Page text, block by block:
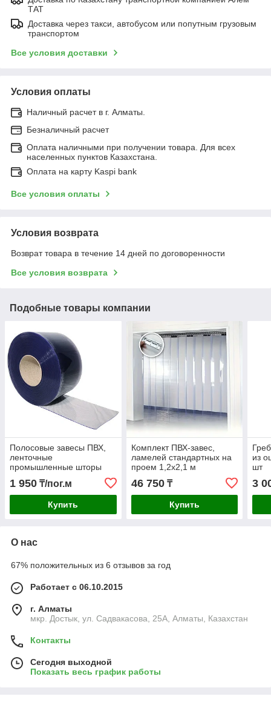
ТАТ
Доставка через такси, автобусом или попутным грузовым
транспортом
Все условия доставки
Условия оплаты
Наличный расчет в г. Алматы.
Безналичный расчет
Оплата наличными при получении товара. Для всех
населенных пунктов Казахстана.
Оплата на карту Kaspi bank
Все условия оплаты
Условия возврата
Возврат товара в течение 14 дней по договоренности
Все условия возврата
Подобные товары компании
Полосовые завесы ПВХ,
ленточные
промышленные шторы
200 мм, толщина 3 мм
1 950 ₸/пог.м
Купить
Комплект ПВХ-завес,
ламелей стандартных на
проем 1,2x2,1 м
46 750₸
Купить
из
шт
3
О нас
67% положительных из 6 отзывов за год
Работает с 06.10.2015
г. Алматы
мкр. Достык, ул. Садвакасова, 25А, Алматы, Казахстан
Контакты
Сегодня выходной
Показать весь график работы